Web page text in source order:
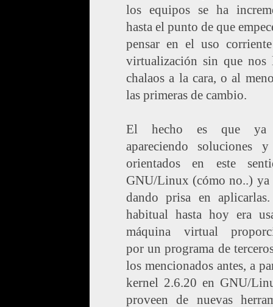
los equipos se ha
hasta el punto de que
pensar en el uso
virtualización sin que nos
chalaos a la cara, o al
las primeras de cambio.
El hecho es que ya
apareciendo soluciones y
orientados en este
GNU/Linux (cómo no..) ya
dando prisa en
habitual hasta hoy era
máquina virtual
por un programa de
los mencionados antes, a
kernel 2.6.20 en GNU/
proveen de nuevas